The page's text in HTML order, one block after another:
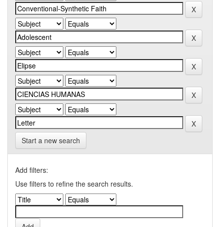
Start a new search
Add filters:
Use filters to refine the search results.